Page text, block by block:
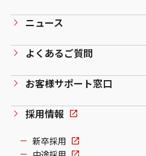
ニュース
よくあるご質問
お客様サポート窓口
採用情報
新卒採用